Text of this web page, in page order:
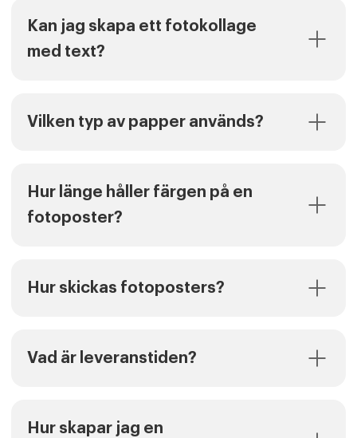
Kan jag skapa ett fotokollage
med text?
Vilken typ av papper används?
Hur länge håller färgen på en
fotoposter?
Hur skickas fotoposters?
Vad är leveranstiden?
Hur skapar jag en